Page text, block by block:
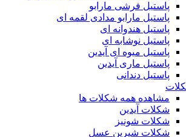
پاستیل فرشی مارابو
پاستیل مارابو مدادی لقمه ای
پاستیل هندوانه ای
پاستیل نوشابه ای
پاستیل میوه ای آیدین
پاستیل ماری آیدین
پاستیل دندانی
مشاهده همه شکلات ها
شکلات آیدین
شکلات شونیز
شکلات شیرین عسل